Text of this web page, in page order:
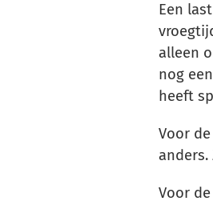
Een
alleen
nog
heeft
Voor
Voor